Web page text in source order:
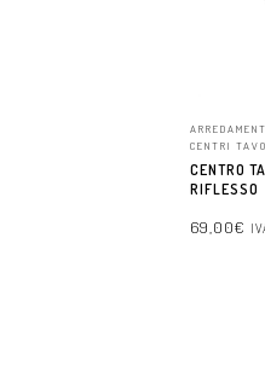
CENTRI
CENTRO
RIFLESSO
69,00€